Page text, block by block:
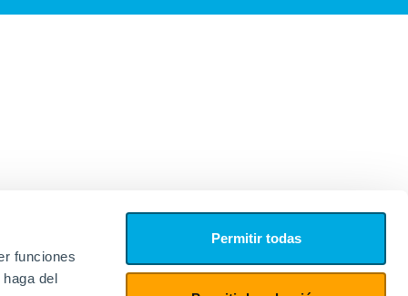
funciones
del
Permitir todas